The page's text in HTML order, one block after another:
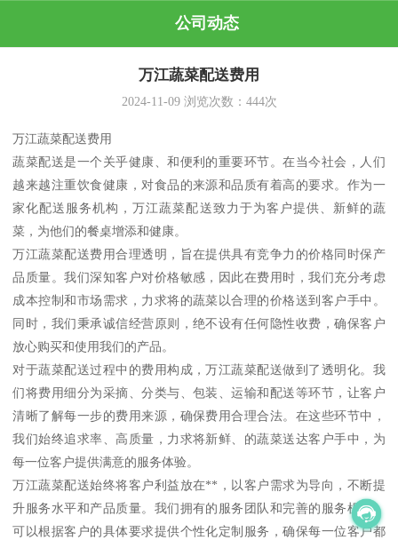
公司动态
万江蔬菜配送费用
2024-11-09浏览次数： 444次
万江蔬菜配送费用
蔬菜配送是一个关乎健康、和便利的重要环节。在当今社会，人们
越来越注重饮食健康，对食品的来源和品质有着高的要求。作为一
家化配送服务机构，万江蔬菜配送致力于为客户提供、新鲜的蔬
菜，为他们的餐桌增添和健康。
万江蔬菜配送费用合理透明，旨在提供具有竞争力的价格同时保产
品质量。我们深知客户对价格敏感，因此在费用时，我们充分考虑
成本控制和市场需求，力求将的蔬菜以合理的价格送到客户手中。
同时，我们秉承诚信经营原则，绝不设有任何隐性收费，确保客户
放心购买和使用我们的产品。
对于蔬菜配送过程中的费用构成，万江蔬菜配送做到了透明化。我
们将费用细分为采摘、分类与、包装、运输和配送等环节，让客户
清晰了解每一步的费用来源，确保费用合理合法。在这些环节中，
我们始终追求率、高质量，力求将新鲜、的蔬菜送达客户手中，为
每一位客户提供满意的服务体验。
万江蔬菜配送始终将客户利益放在**，以客户需求为导向，不断提
升服务水平和产品质量。我们拥有的服务团队和完善的服务机制，
可以根据客户的具体要求提供个性化定制服务，确保每一位客户都